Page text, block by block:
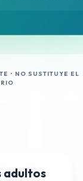
• NO SUSTITUYE EL
adultos